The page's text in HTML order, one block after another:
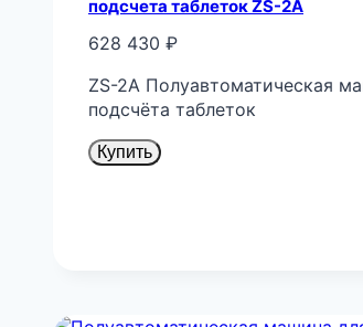
подсчета таблеток ZS-2A
628 430 ₽
ZS-2A Полуавтоматическая
подсчёта таблеток
Купить